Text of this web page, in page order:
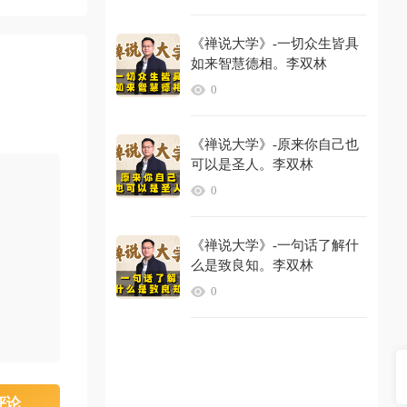
论
《禅说大学》-一切众生皆具
如来智慧德相。李双林
0
《禅说大学》-原来你自己也
可以是圣人。李双林
0
《禅说大学》-一句话了解什
么是致良知。李双林
0